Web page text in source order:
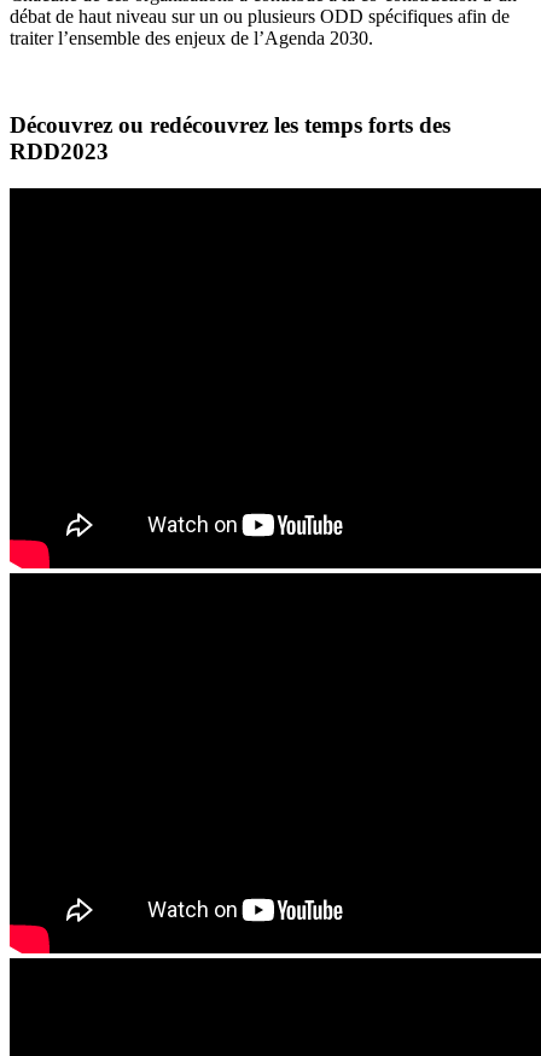
débat de haut niveau sur un ou plusieurs ODD spécifiques afin de
traiter l’ensemble des enjeux de l’Agenda 2030.
Découvrez ou redécouvrez les temps forts des
RDD2023